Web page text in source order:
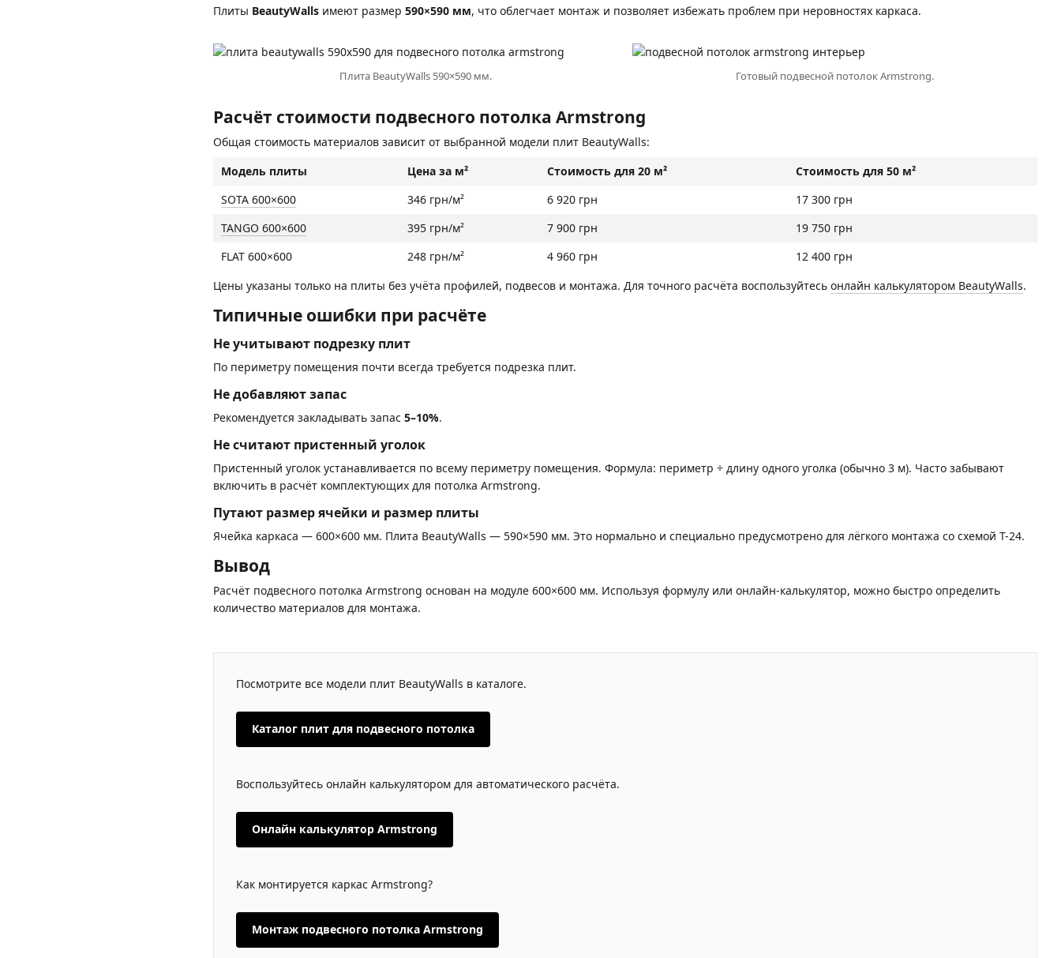
Плиты BeautyWalls имеют размер 590×590 мм, что облегчает монтаж и позволяет избежать проблем при неровностях каркаса.
Плита BeautyWalls 590×590 мм. Готовый подвесной потолок Armstrong.
Расчёт стоимости подвесного потолка Armstrong
Общая стоимость материалов зависит от выбранной модели плит BeautyWalls:
Модель плиты
Цена за м² Стоимость для 20 м²
Стоимость для 50 м²
SOTA 600×600
346 грн/м² 6 920 грн
17 300 грн
TANGO 600×600
395 грн/м² 7 900 грн
19 750 грн
FLAT 600×600
248 грн/м² 4 960 грн
12 400 грн
Цены указаны только на плиты без учёта профилей, подвесов и монтажа. Для точного расчёта воспользуйтесь онлайн калькулятором BeautyWalls.
Типичные ошибки при расчёте
Не учитывают подрезку плит
По периметру помещения почти всегда требуется подрезка плит.
Не добавляют запас
Рекомендуется закладывать запас 5–10%.
Не считают пристенный уголок
Пристенный уголок устанавливается по всему периметру помещения. Формула: периметр ÷ длину одного уголка (обычно 3 м). Часто забывают
включить в расчёт комплектующих для потолка Armstrong.
Путают размер ячейки и размер плиты
Ячейка каркаса — 600×600 мм. Плита BeautyWalls — 590×590 мм. Это нормально и специально предусмотрено для лёгкого монтажа со схемой T-24.
Вывод
Расчёт подвесного потолка Armstrong основан на модуле 600×600 мм. Используя формулу или онлайн-калькулятор, можно быстро определить
количество материалов для монтажа.
Посмотрите все модели плит BeautyWalls в каталоге.
Каталог плит для подвесного потолка
Воспользуйтесь онлайн калькулятором для автоматического расчёта.
Онлайн калькулятор Armstrong
Как монтируется каркас Armstrong?
Монтаж подвесного потолка Armstrong